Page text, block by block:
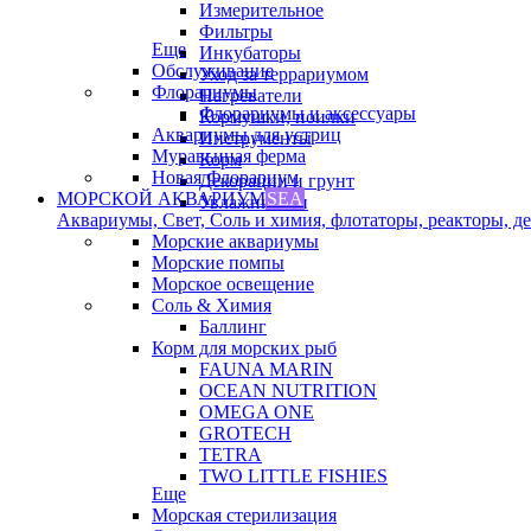
Измерительное
Фильтры
Инкубаторы
Уход за террариумом
Нагреватели
Кормушки, поилки
Инструменты
Корм
Декорации и грунт
Увлажнители
Еще
Обслуживание
Флорариумы
Флорариумы и аксессуары
Аквариумы для устриц
Муравьиная ферма
Новая Флорариум
МОРСКОЙ АКВАРИУМSEA
Аквариумы, Свет, Соль и химия, флотаторы, реакторы,
Морские аквариумы
Морские помпы
Морское освещение
Соль & Химия
Баллинг
Корм для морских рыб
FAUNA MARIN
OCEAN NUTRITION
OMEGA ONE
GROTECH
TETRA
TWO LITTLE FISHIES
Еще
Морская стерилизация